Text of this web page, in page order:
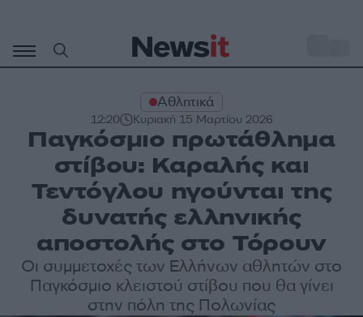
περιεχόμενο
Αθλητικά
12:20 Κυριακή 15 Μαρτίου 2026
Παγκόσμιο πρωτάθλημα
στίβου: Καραλής και
Τεντόγλου ηγούνται της
δυνατής ελληνικής
αποστολής στο Τόρουν
Οι συμμετοχές των Ελλήνων αθλητών στο
Παγκόσμιο κλειστού στίβου που θα γίνει
στην πόλη της Πολωνίας